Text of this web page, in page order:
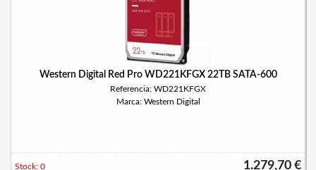
Western Digital Red Pro WD221KFGX 22TB SATA-600
Referencia: WD221KFGX
Marca: Western Digital
1.279,70 €
Stock: 0